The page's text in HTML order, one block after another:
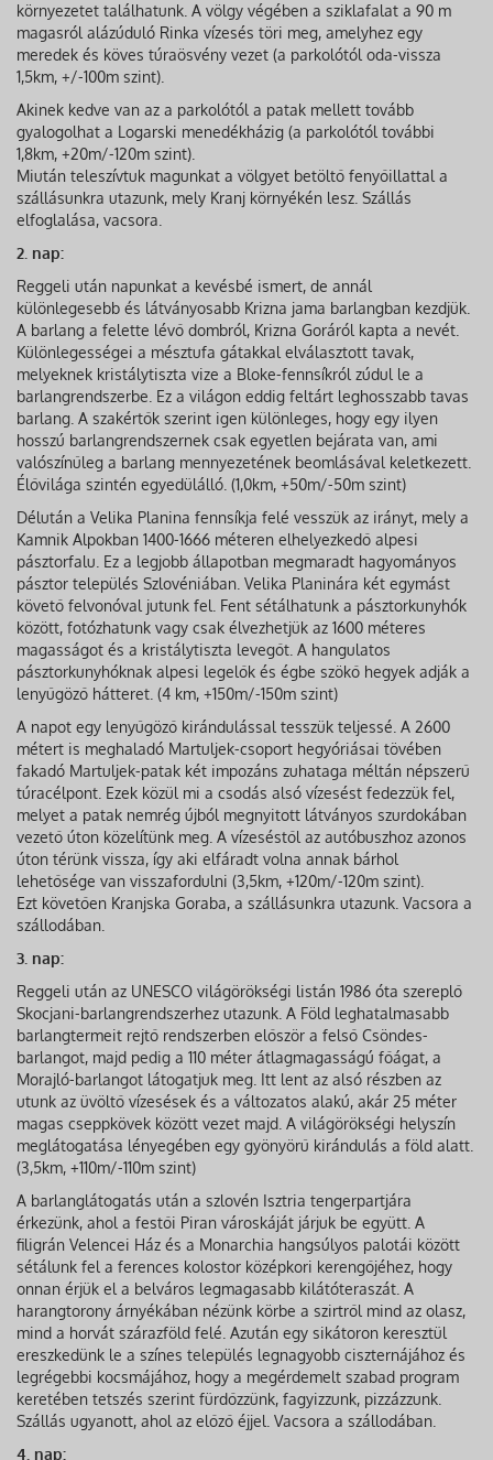
környezetet találhatunk. A völgy végében a sziklafalat a 90 m
magasról alázúduló Rinka vízesés töri meg, amelyhez egy
meredek és köves túraösvény vezet (a parkolótól oda-vissza
1,5km, +/-100m szint).
Akinek kedve van az a parkolótól a patak mellett tovább
gyalogolhat a Logarski menedékházig (a parkolótól további
1,8km, +20m/-120m szint).
Miután teleszívtuk magunkat a völgyet betöltő fenyőillattal a
szállásunkra utazunk, mely Kranj környékén lesz. Szállás
elfoglalása, vacsora.
2. nap:
Reggeli után napunkat a kevésbé ismert, de annál
különlegesebb és látványosabb Krizna jama barlangban kezdjük.
A barlang a felette lévő dombról, Krizna Goráról kapta a nevét.
Különlegességei a mésztufa gátakkal elválasztott tavak,
melyeknek kristálytiszta vize a Bloke-fennsíkról zúdul le a
barlangrendszerbe. Ez a világon eddig feltárt leghosszabb tavas
barlang. A szakértők szerint igen különleges, hogy egy ilyen
hosszú barlangrendszernek csak egyetlen bejárata van, ami
valószínűleg a barlang mennyezetének beomlásával keletkezett.
Élővilága szintén egyedülálló. (1,0km, +50m/-50m szint)
Délután a Velika Planina fennsíkja felé vesszük az irányt, mely a
Kamnik Alpokban 1400-1666 méteren elhelyezkedő alpesi
pásztorfalu. Ez a legjobb állapotban megmaradt hagyományos
pásztor település Szlovéniában. Velika Planinára két egymást
követő felvonóval jutunk fel. Fent sétálhatunk a pásztorkunyhók
között, fotózhatunk vagy csak élvezhetjük az 1600 méteres
magasságot és a kristálytiszta levegőt. A hangulatos
pásztorkunyhóknak alpesi legelők és égbe szökő hegyek adják a
lenyűgöző hátteret. (4 km, +150m/-150m szint)
A napot egy lenyűgöző kirándulással tesszük teljessé. A 2600
métert is meghaladó Martuljek-csoport hegyóriásai tövében
fakadó Martuljek-patak két impozáns zuhataga méltán népszerű
túracélpont. Ezek közül mi a csodás alsó vízesést fedezzük fel,
melyet a patak nemrég újból megnyitott látványos szurdokában
vezető úton közelítünk meg. A vízeséstől az autóbuszhoz azonos
úton térünk vissza, így aki elfáradt volna annak bárhol
lehetősége van visszafordulni (3,5km, +120m/-120m szint).
Ezt követően Kranjska Goraba, a szállásunkra utazunk. Vacsora a
szállodában.
3. nap:
Reggeli után az UNESCO világörökségi listán 1986 óta szereplő
Skocjani-barlangrendszerhez utazunk. A Föld leghatalmasabb
barlangtermeit rejtő rendszerben először a felső Csöndes-
barlangot, majd pedig a 110 méter átlagmagasságú főágat, a
Morajló-barlangot látogatjuk meg. Itt lent az alsó részben az
utunk az üvöltő vízesések és a változatos alakú, akár 25 méter
magas cseppkövek között vezet majd. A világörökségi helyszín
meglátogatása lényegében egy gyönyörű kirándulás a föld alatt.
(3,5km, +110m/-110m szint)
A barlanglátogatás után a szlovén Isztria tengerpartjára
érkezünk, ahol a festői Piran városkáját járjuk be együtt. A
filigrán Velencei Ház és a Monarchia hangsúlyos palotái között
sétálunk fel a ferences kolostor középkori kerengőjéhez, hogy
onnan érjük el a belváros legmagasabb kilátóteraszát. A
harangtorony árnyékában nézünk körbe a szirtről mind az olasz,
mind a horvát szárazföld felé. Azután egy sikátoron keresztül
ereszkedünk le a színes település legnagyobb ciszternájához és
legrégebbi kocsmájához, hogy a megérdemelt szabad program
keretében tetszés szerint fürdőzzünk, fagyizzunk, pizzázzunk.
Szállás ugyanott, ahol az előző éjjel. Vacsora a szállodában.
4. nap: